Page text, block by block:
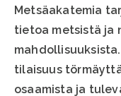
Metsäakatemia
tietoa metsistä ja
tilaisuus
osaamista ja